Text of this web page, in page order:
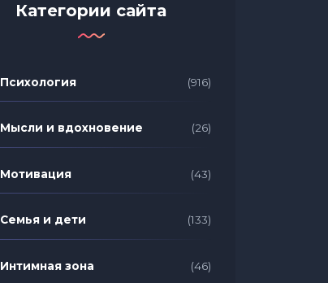
Категории сайта
Психология (916)
Мысли и вдохновение (26)
Мотивация (43)
Семья и дети (133)
Интимная зона (46)